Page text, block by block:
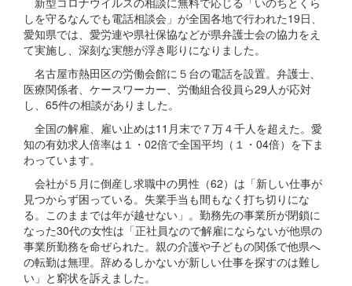
しを守るなんでも電話相談会」が全国各地で行われた19日、
愛知県では、愛労連や県社保協などが県弁護士会の協力をえ
て実施し、深刻な実態が浮き彫りになりました。
名古屋市熱田区の労働会館に５台の電話を設置。弁護士、
医療関係者、ケースワーカー、労働組合役員ら29人が応対
し、65件の相談がありました。
全国の解雇、雇い止めは11月末で７万４千人を超えた。愛
知の有効求人倍率は１・02倍で全国平均（１・04倍）を下ま
わっています。
会社が５月に倒産し求職中の男性（62）は「新しい仕事が
見つからず困っている。失業手当も間もなく打ち切りにな
る。このままでは年が越せない」。勤務先の事業所が閉鎖に
なった30代の女性は「正社員なので解雇にならないが他県の
事業所勤務を命ぜられた。親の介護や子どもの関係で他県へ
の転勤は無理。辞めるしかないが新しい仕事を探すのは難し
い」と窮状を訴えました。